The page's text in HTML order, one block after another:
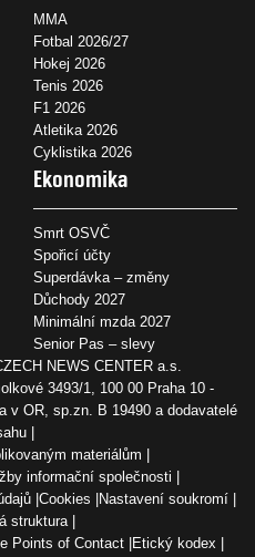
MMA
Fotbal 2026/27
Hokej 2026
Tenis 2026
F1 2026
Atletika 2026
Cyklistika 2026
Ekonomika
Smrt OSVČ
Spořicí účty
Superdávka – změny
Důchody 2027
Minimální mzda 2027
Senior Pas – slevy
NEWS CENTER a.s.
3493/1, 100 00 Praha 10 -
v OR, sp.zn. B 19490 a dodavatelé
materiálům
informační společnosti
Cookies Nastavení soukromí
struktura
Points of Contact Etický kodex